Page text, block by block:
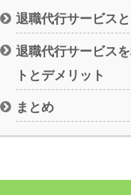
退職代行サービス
退職代行サービス
トとデメリット
まとめ